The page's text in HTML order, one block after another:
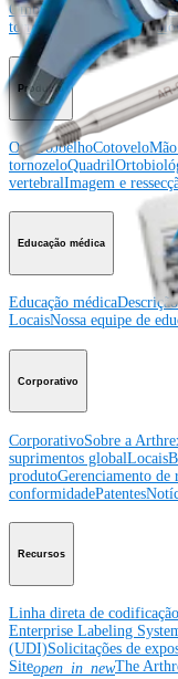
Ombro Joelho Cotovelo
tornozelo
Producto
OmbroJoelhoCotovelo
tornozeloQuadril
vertebralImagem e
Educação médica
Educação médica
LocaisNossa equipe de
Corporativo
CorporativoSobre a
suprimentos globalLocais
produtoGerenciamento de
conformidadePatentes
Recursos
Linha direta de codificação
Enterprise Labeling
(UDI)Solicitações de
Siteopen_in_newThe